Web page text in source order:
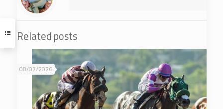
Related posts
08/07/2026